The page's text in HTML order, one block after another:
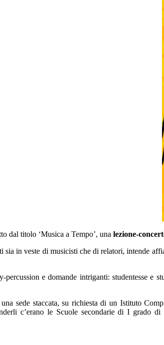
dal titolo ‘Musica a Tempo’, una lezione-
in veste di musicisti che di relatori, intende
e domande intriganti: studentesse
sede staccata, su richiesta di un Istituto
c’erano le Scuole secondarie di I grado